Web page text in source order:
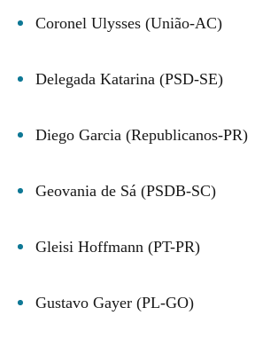
Coronel Ulysses (União-AC)
Delegada Katarina (PSD-SE)
Diego Garcia (Republicanos-PR)
Geovania de Sá (PSDB-SC)
Gleisi Hoffmann (PT-PR)
Gustavo Gayer (PL-GO)